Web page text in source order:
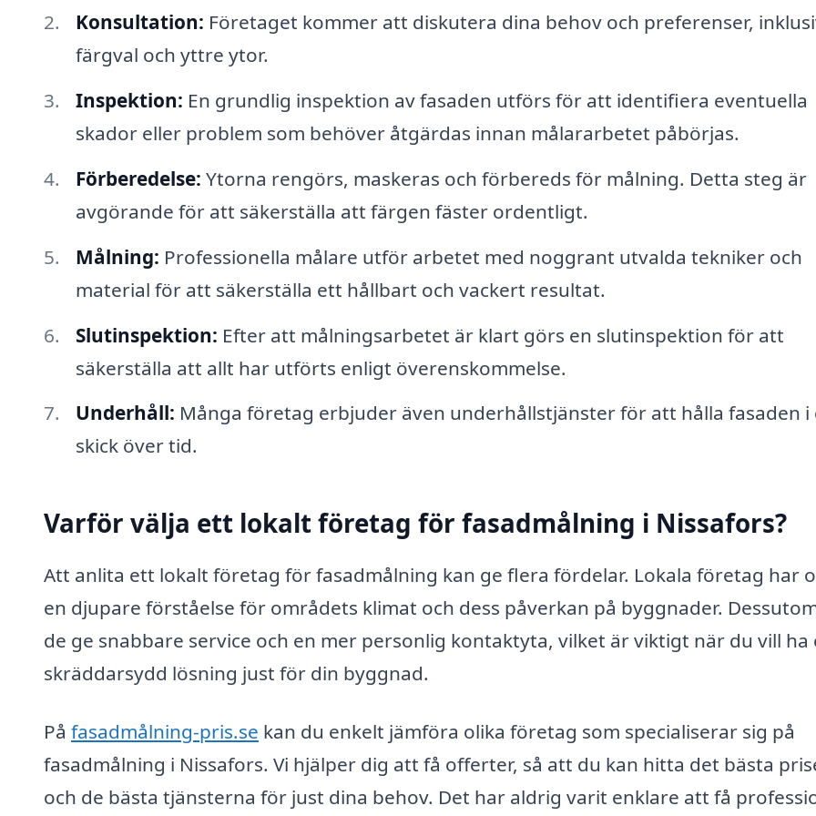
Konsultation: Företaget kommer att diskutera dina behov och preferenser,
färgval och yttre ytor.
Inspektion: En grundlig inspektion av fasaden utförs för att identifiera eventuella
skador eller problem som behöver åtgärdas innan målararbetet påbörjas.
Förberedelse: Ytorna rengörs, maskeras och förbereds för målning. Detta steg är
avgörande för att säkerställa att färgen fäster ordentligt.
Målning: Professionella målare utför arbetet med noggrant utvalda tekniker och
material för att säkerställa ett hållbart och vackert resultat.
Slutinspektion: Efter att målningsarbetet är klart görs en slutinspektion för att
säkerställa att allt har utförts enligt överenskommelse.
Underhåll: Många företag erbjuder även underhållstjänster för att hålla fasaden
skick över tid.
Varför välja ett lokalt företag för fasadmålning i Nissafors?
Att anlita ett lokalt företag för fasadmålning kan ge flera fördelar. Lokala företag har
en djupare förståelse för områdets klimat och dess påverkan på byggnader.
de ge snabbare service och en mer personlig kontaktyta, vilket är viktigt när du vill ha
skräddarsydd lösning just för din byggnad.
På fasadmålning-pris.se kan du enkelt jämföra olika företag som specialiserar sig på
fasadmålning i Nissafors. Vi hjälper dig att få offerter, så att du kan hitta det bästa
och de bästa tjänsterna för just dina behov. Det har aldrig varit enklare att få